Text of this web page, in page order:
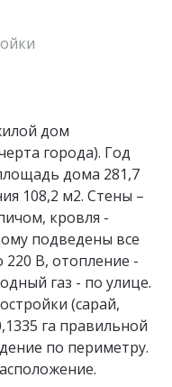
дом
города). Год
дома 281,7
108,2 м2. Стены –
кровля -
подведены все
220 В, отопление -
газ - по улице.
(сарай,
по периметру.
расположение.